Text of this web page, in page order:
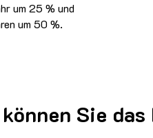
um 25 % und
um 50 %.
Sie das